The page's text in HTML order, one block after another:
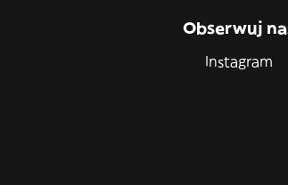
Obserwuj
Instagram